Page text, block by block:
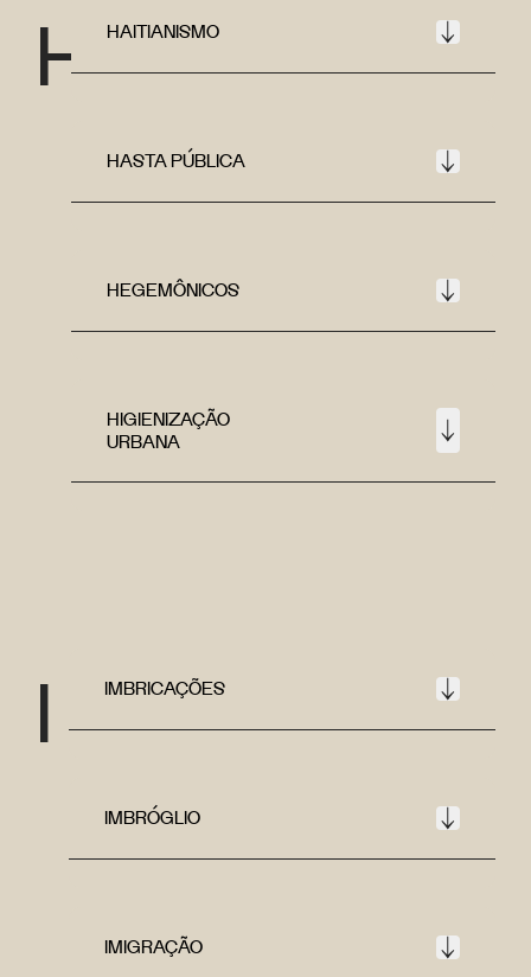
H HAITIANISMO
HASTA PÚBLICA
HEGEMÔNICOS
HIGIENIZAÇÃO
URBANA
I IMBRICAÇÕES
IMBRÓGLIO
IMIGRAÇÃO